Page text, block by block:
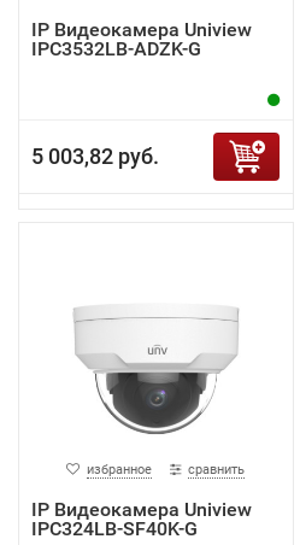
IP Видеокамера Uniview
IPC3532LB-ADZK-G
5 003,82 руб.
избранное сравнить
IP Видеокамера Uniview
IPC324LB-SF40K-G